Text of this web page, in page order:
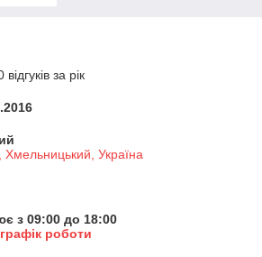
за рік
Хмельницький, Україна
з 09:00 до 18:00
роботи